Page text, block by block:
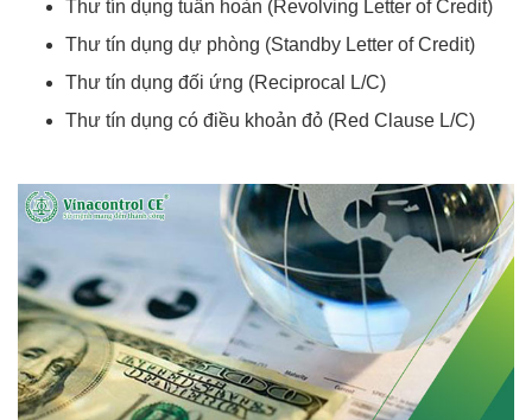
Thư tín dụng tuần hoàn (Revolving Letter of Credit)
Thư tín dụng dự phòng (Standby Letter of Credit)
Thư tín dụng đối ứng (Reciprocal L/C)
Thư tín dụng có điều khoản đỏ (Red Clause L/C)